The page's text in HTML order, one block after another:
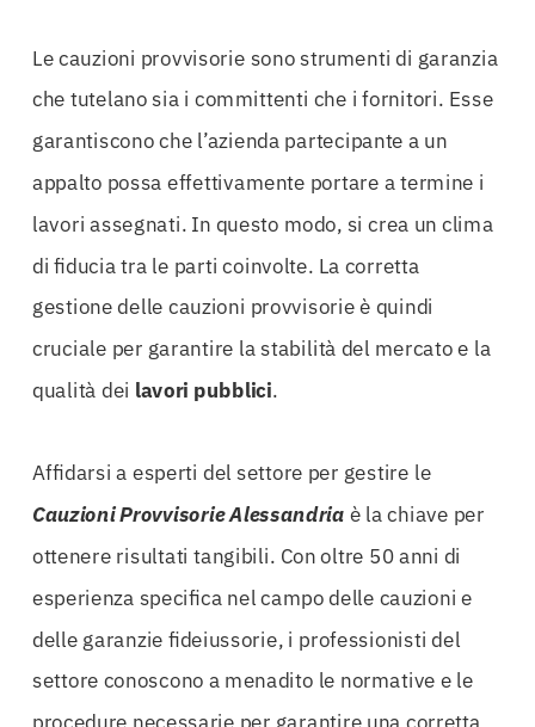
Le cauzioni provvisorie sono strumenti di garanzia
che tutelano sia i committenti che i fornitori. Esse
garantiscono che l’azienda partecipante a un
appalto possa effettivamente portare a termine i
lavori assegnati. In questo modo, si crea un clima
di fiducia tra le parti coinvolte. La corretta
gestione delle cauzioni provvisorie è quindi
cruciale per garantire la stabilità del mercato e la
qualità dei lavori pubblici.
Affidarsi a esperti del settore per gestire le
Cauzioni Provvisorie Alessandria è la chiave per
ottenere risultati tangibili. Con oltre 50 anni di
esperienza specifica nel campo delle cauzioni e
delle garanzie fideiussorie, i professionisti del
settore conoscono a menadito le normative e le